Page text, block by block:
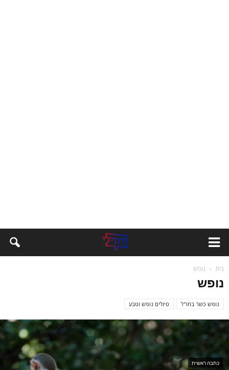
בית נופש
נופש
נופש כשר בחו"ל טיולים נופש וטבע
כתבה ראשית